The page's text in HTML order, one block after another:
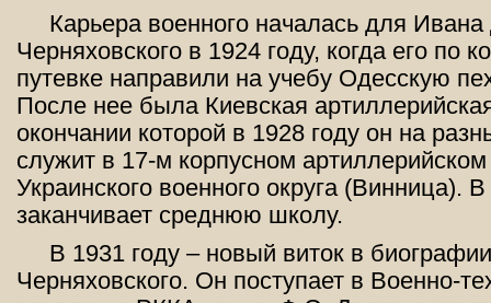
Карьера военного началась для
Черняховского в 1924 году, когда его по
путевке направили на учебу Одесскую
После нее была Киевская
окончании которой в 1928 году он на
служит в 17-м корпусном артиллерийском
Украинского военного округа (Винница).
заканчивает среднюю школу.
В 1931 году – новый виток в
Черняховского. Он поступает в Военно-